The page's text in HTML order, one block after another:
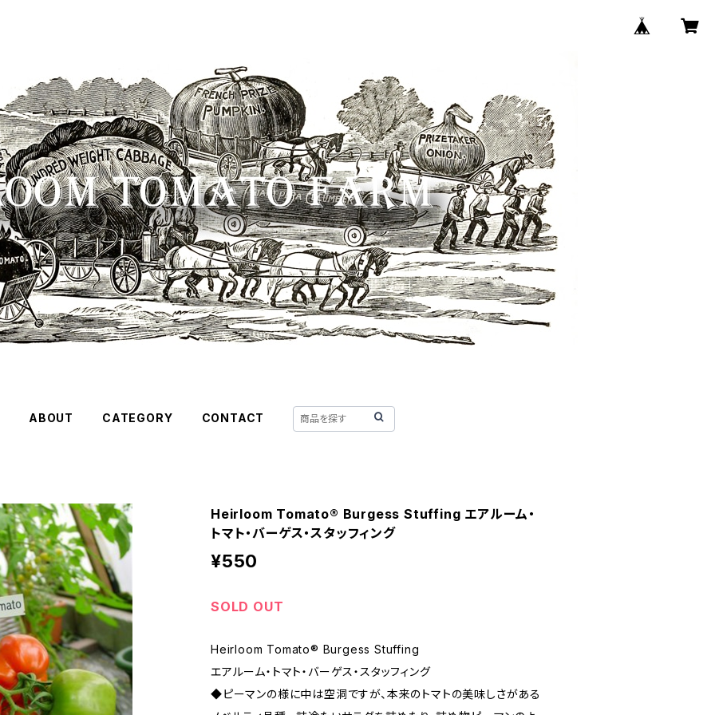
ABOUT CATEGORY CONTACT
Heirloom Tomato® Burgess Stuffing エアルーム・
トマト・バーゲス・スタッフィング
¥550
SOLD OUT
Heirloom Tomato® Burgess Stuffing
エアルーム・トマト・バーゲス・スタッフィング
◆ピーマンの様に中は空洞ですが、本来のトマトの美味しさがある